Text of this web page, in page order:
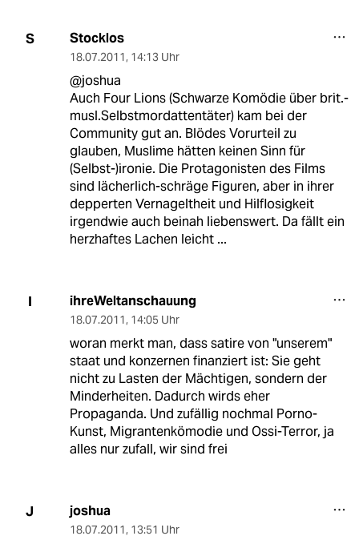
S Stocklos
18.07.2011, 14:13 Uhr
@joshua
Auch Four Lions (Schwarze Komödie über brit.-
musl.Selbstmordattentäter) kam bei der
Community gut an. Blödes Vorurteil zu
glauben, Muslime hätten keinen Sinn für
(Selbst-)ironie. Die Protagonisten des Films
sind lächerlich-schräge Figuren, aber in ihrer
depperten Vernageltheit und Hilflosigkeit
irgendwie auch beinah liebenswert. Da fällt ein
herzhaftes Lachen leicht ...
I ihreWeltanschauung
18.07.2011, 14:05 Uhr
woran merkt man, dass satire von "unserem"
staat und konzernen finanziert ist: Sie geht
nicht zu Lasten der Mächtigen, sondern der
Minderheiten. Dadurch wirds eher
Propaganda. Und zufällig nochmal Porno-
Kunst, Migrantenkömodie und Ossi-Terror, ja
alles nur zufall, wir sind frei
J joshua
18.07.2011, 13:51 Uhr